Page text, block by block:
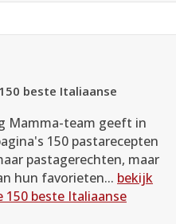
beste Italiaanse
Mamma-team geeft in
150 pastarecepten
pastagerechten, maar
hun favorieten... bekijk
150 beste Italiaanse